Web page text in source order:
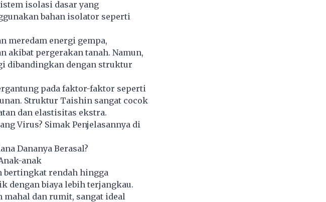
isolasi dasar yang
bahan isolator seperti
meredam energi gempa,
akibat pergerakan tanah. Namun,
dibandingkan dengan struktur
pada faktor-faktor seperti
Struktur Taishin sangat cocok
dan elastisitas ekstra.
Virus? Simak Penjelasannya di
Dananya Berasal?
anak
bertingkat rendah hingga
dengan biaya lebih terjangkau.
dan rumit, sangat ideal